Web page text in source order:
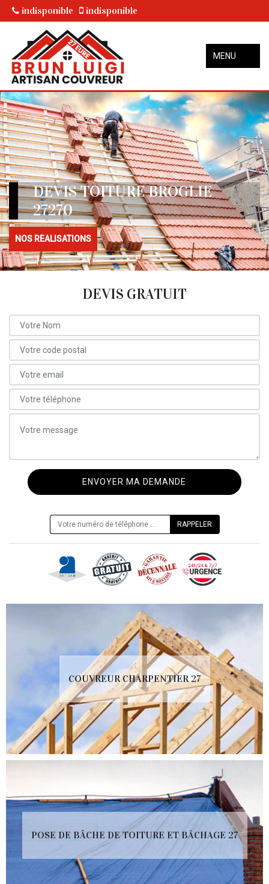
indisponible indisponible
MENU
DEVIS TOITURE BROGLIE
27270
NOS REALISATIONS
DEVIS GRATUIT
COUVREUR CHARPENTIER 27
POSE DE BÂCHE DE TOITURE ET BÂCHAGE 27